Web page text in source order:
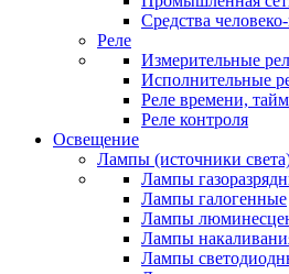
Средства
Реле
Измерительные
Исполнительные
Реле времени,
Реле контроля
Освещение
Лампы (источники
Лампы
Лампы галогенные
Лампы
Лампы
Лампы